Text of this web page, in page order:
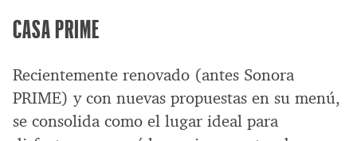
CASA PRIME
Recientemente renovado (antes Sonora
PRIME) y con nuevas propuestas en su menú,
se consolida como el lugar ideal para